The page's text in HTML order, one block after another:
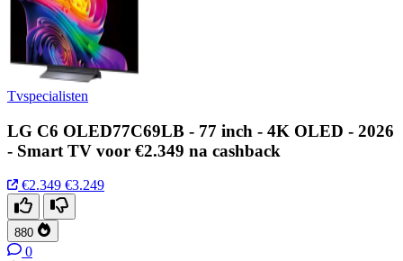
Tvspecialisten
LG C6 OLED77C69LB - 77 inch - 4K OLED - 2026
- Smart TV voor €2.349 na cashback
€2.349 €3.249
880
0